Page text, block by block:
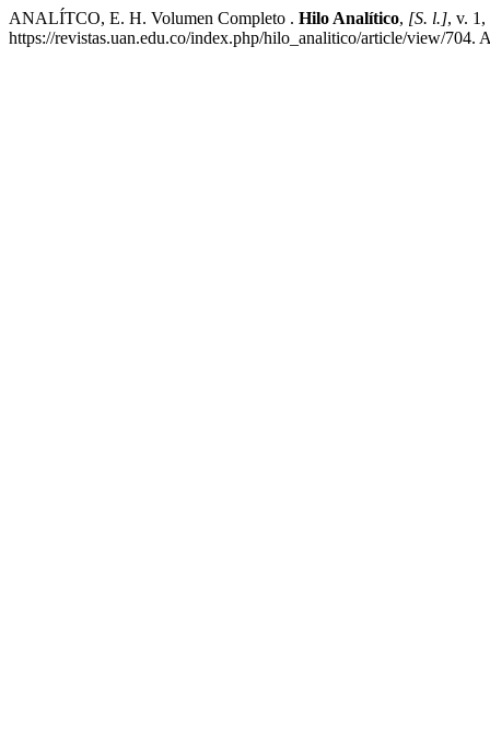
ANALÍTCO, E. H. Volumen Completo . Hilo Analítico, [S. l.], v.
https://revistas.uan.edu.co/index.php/hilo_analitico/article/view/704.